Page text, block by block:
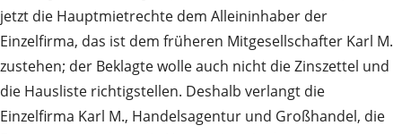
jetzt die Hauptmietrechte dem Alleininhaber der
Einzelfirma, das ist dem früheren Mitgesellschafter Karl M.
zustehen; der Beklagte wolle auch nicht die Zinszettel und
die Hausliste richtigstellen. Deshalb verlangt die
Einzelfirma Karl M., Handelsagentur und Großhandel, die